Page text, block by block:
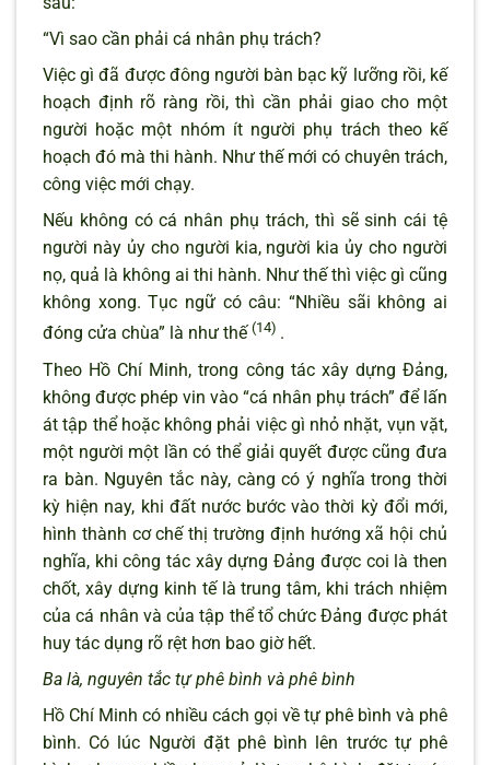
“Vì sao cần phải cá nhân phụ trách?
Việc gì đã được đông người bàn bạc kỹ lưỡng rồi, kế
hoạch định rõ ràng rồi, thì cần phải giao cho một
người hoặc một nhóm ít người phụ trách theo kế
hoạch đó mà thi hành. Như thế mới có chuyên trách,
công việc mới chạy.
Nếu không có cá nhân phụ trách, thì sẽ sinh cái tệ
người này ủy cho người kia, người kia ủy cho người
nọ, quả là không ai thi hành. Như thế thì việc gì cũng
không xong. Tục ngữ có câu: “Nhiều sãi không ai
đóng cửa chùa” là như thế (14) .
Theo Hồ Chí Minh, trong công tác xây dựng Đảng,
không được phép vin vào “cá nhân phụ trách” để lấn
át tập thể hoặc không phải việc gì nhỏ nhặt, vụn vặt,
một người một lần có thể giải quyết được cũng đưa
ra bàn. Nguyên tắc này, càng có ý nghĩa trong thời
kỳ hiện nay, khi đất nước bước vào thời kỳ đổi mới,
hình thành cơ chế thị trường định hướng xã hội chủ
nghĩa, khi công tác xây dựng Đảng được coi là then
chốt, xây dựng kinh tế là trung tâm, khi trách nhiệm
của cá nhân và của tập thể tổ chức Đảng được phát
huy tác dụng rõ rệt hơn bao giờ hết.
Ba là, nguyên tắc tự phê bình và phê bình
Hồ Chí Minh có nhiều cách gọi về tự phê bình và phê
bình. Có lúc Người đặt phê bình lên trước tự phê